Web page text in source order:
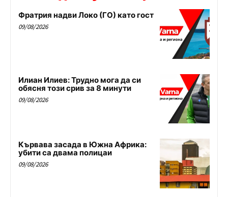
Фратрия надви Локо (ГО) като гост
09/08/2026
Илиан Илиев: Трудно мога да си
обясня този срив за 8 минути
09/08/2026
Кървава засада в Южна Африка:
убити са двама полицаи
09/08/2026